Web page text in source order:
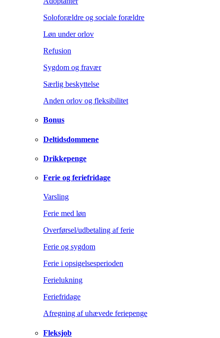
Soloforældre og sociale forældre
Løn under orlov
Refusion
Sygdom og fravær
Særlig beskyttelse
Anden orlov og fleksibilitet
Bonus
Deltidsdommene
Drikkepenge
Ferie og feriefridage
Varsling
Ferie med løn
Overførsel/udbetaling af ferie
Ferie og sygdom
Ferie i opsigelsesperioden
Ferielukning
Feriefridage
Afregning af uhævede feriepenge
Fleksjob